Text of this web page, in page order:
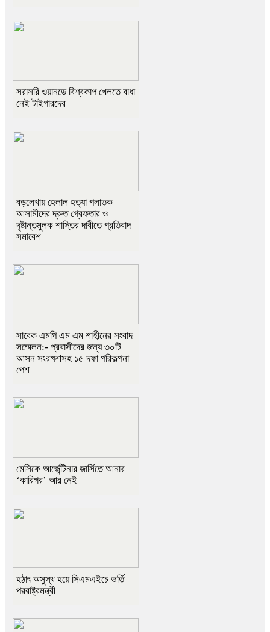
সরাসরি ওয়ানডে বিশ্বকাপ খেলতে বাধা
নেই টাইগারদের
বড়লেখায় হেলাল হত্যা পলাতক
আসামীদের দ্রুত গ্রেফতার ও
দৃষ্টান্তমুলক শাস্তির দাবীতে প্রতিবাদ
সমাবেশ
সাবেক এমপি এম এম শাহীনের সংবাদ
সম্মেলন:- প্রবাসীদের জন্য ৩০টি
আসন সংরক্ষণসহ ১৫ দফা পরিকল্পনা
পেশ
মেসিকে আর্জেন্টিনার জার্সিতে আনার
‘কারিগর’ আর নেই
হঠাৎ অসুস্থ হয়ে সিএমএইচে ভর্তি
পররাষ্ট্রমন্ত্রী